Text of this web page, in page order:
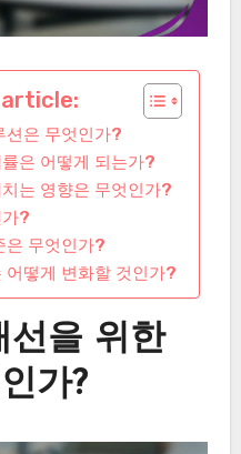
션은 무엇인가?
은 어떻게 되는가?
는 영향은 무엇인가?
?
은 무엇인가?
어떻게 변화할 것인가?
선을 위한
가?